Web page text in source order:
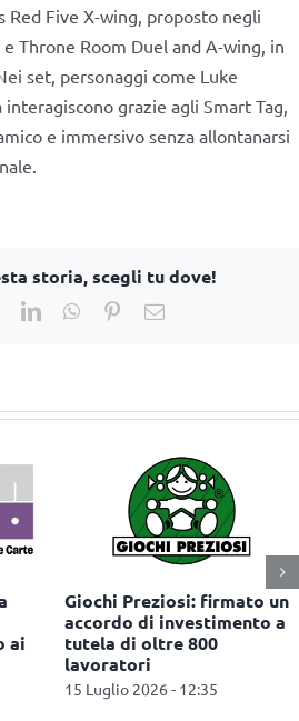
Red Five X-wing, proposto negli
Throne Room Duel and A-wing, in
set, personaggi come Luke
interagiscono grazie agli Smart Tag,
e immersivo senza allontanarsi
storia, scegli tu dove!
LinkedInWhatsApp
PinterestEmail
ai
Giochi Preziosi: firmato un
accordo di investimento a
tutela di oltre 800
lavoratori
15 Luglio 2026 - 12:35